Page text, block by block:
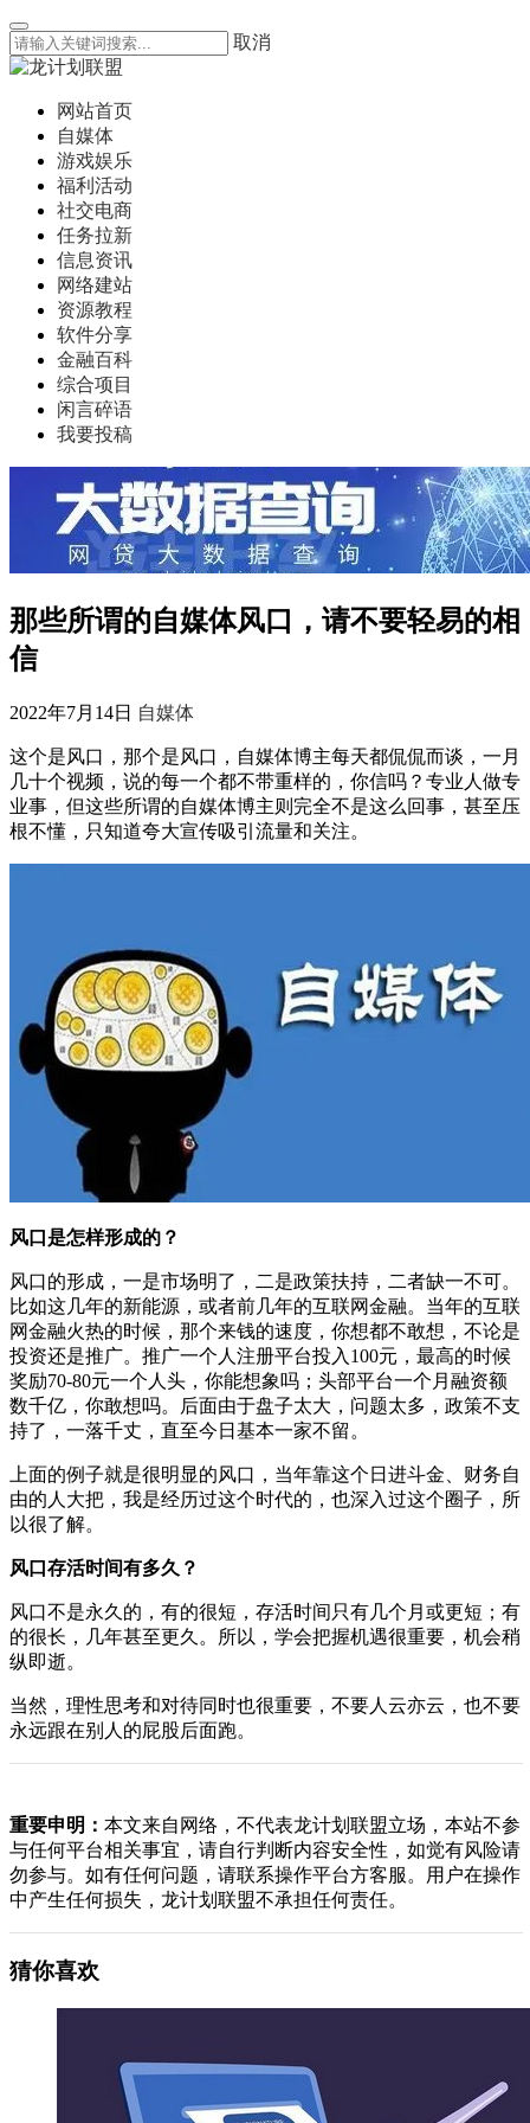
取消
网站首页
自媒体
游戏娱乐
福利活动
社交电商
任务拉新
信息资讯
网络建站
资源教程
软件分享
金融百科
综合项目
闲言碎语
我要投稿
那些所谓的自媒体风口，请不要轻易的相
信
2022年7月14日 自媒体
这个是风口，那个是风口，自媒体博主每天都侃侃而谈，一月
几十个视频，说的每一个都不带重样的，你信吗？专业人做专
业事，但这些所谓的自媒体博主则完全不是这么回事，甚至压
根不懂，只知道夸大宣传吸引流量和关注。
风口是怎样形成的？
风口的形成，一是市场明了，二是政策扶持，二者缺一不可。
比如这几年的新能源，或者前几年的互联网金融。当年的互联
网金融火热的时候，那个来钱的速度，你想都不敢想，不论是
投资还是推广。推广一个人注册平台投入100元，最高的时候
奖励70-80元一个人头，你能想象吗；头部平台一个月融资额
数千亿，你敢想吗。后面由于盘子太大，问题太多，政策不支
持了，一落千丈，直至今日基本一家不留。
上面的例子就是很明显的风口，当年靠这个日进斗金、财务自
由的人大把，我是经历过这个时代的，也深入过这个圈子，所
以很了解。
风口存活时间有多久？
风口不是永久的，有的很短，存活时间只有几个月或更短；有
的很长，几年甚至更久。所以，学会把握机遇很重要，机会稍
纵即逝。
当然，理性思考和对待同时也很重要，不要人云亦云，也不要
永远跟在别人的屁股后面跑。
重要申明： 本文来自网络，不代表龙计划联盟立场，本站不参
与任何平台相关事宜，请自行判断内容安全性，如觉有风险请
勿参与。如有任何问题，请联系操作平台方客服。用户在操作
中产生任何损失，龙计划联盟不承担任何责任。
猜你喜欢